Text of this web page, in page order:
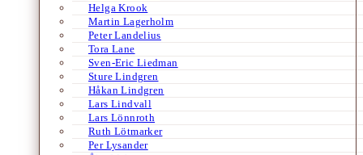
Helga Krook
Martin Lagerholm
Peter Landelius
Tora Lane
Sven-Eric Liedman
Sture Lindgren
Håkan Lindgren
Lars Lindvall
Lars Lönnroth
Ruth Lötmarker
Per Lysander